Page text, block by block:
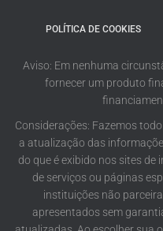
POLÍTICA DE COOKIES
Aviso: Em nenhuma
fornecer um produto
Considerações: Fazemos
a atualização das
do que é exibido nos sites
de serviços ou páginas
instituições não
apresentados sem